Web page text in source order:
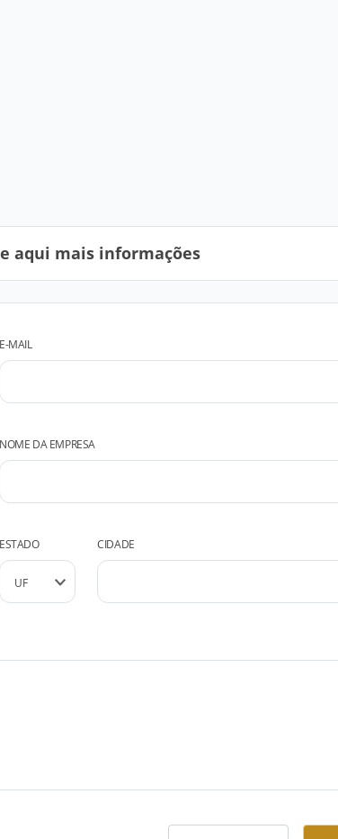
aqui mais informações
E-MAIL
NOME DA EMPRESA
ESTADO CIDADE